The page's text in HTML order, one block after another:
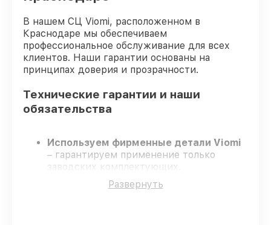
В нашем СЦ Viomi, расположенном в
Краснодаре мы обеспечиваем
профессиональное обслуживание для всех
клиентов. Наши гарантии основаны на
принципах доверия и прозрачности.
Технические гарантии и наши
обязательства
Используем фирменные детали Viomi
– гарантируем применение только
заводских комплектующих.
Квалифицированные специалисты
проходят строгий отбор, что
Развернуть